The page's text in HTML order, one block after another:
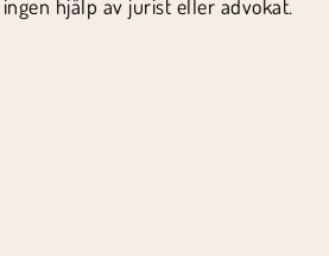
hjälp av jurist eller advokat.